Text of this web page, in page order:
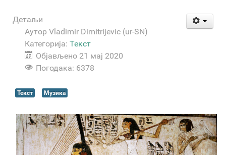
Детаљи
Аутор Vladimir Dimitrijevic (ur-SN)
Категорија: Текст
Објављено 21 мај 2020
Погодака: 6378
Текст Музика